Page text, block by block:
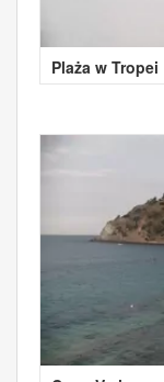
Plaża w Tropei